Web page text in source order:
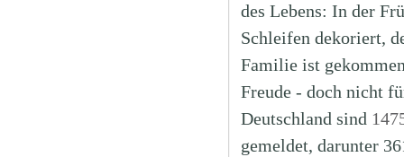
des Lebens: In der
Schleifen dekoriert,
Familie ist
Freude - doch nicht
Deutschland sind
gemeldet, darunter